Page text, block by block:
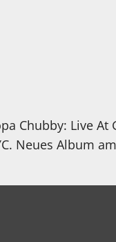
Chubby: Live At
Neues Album